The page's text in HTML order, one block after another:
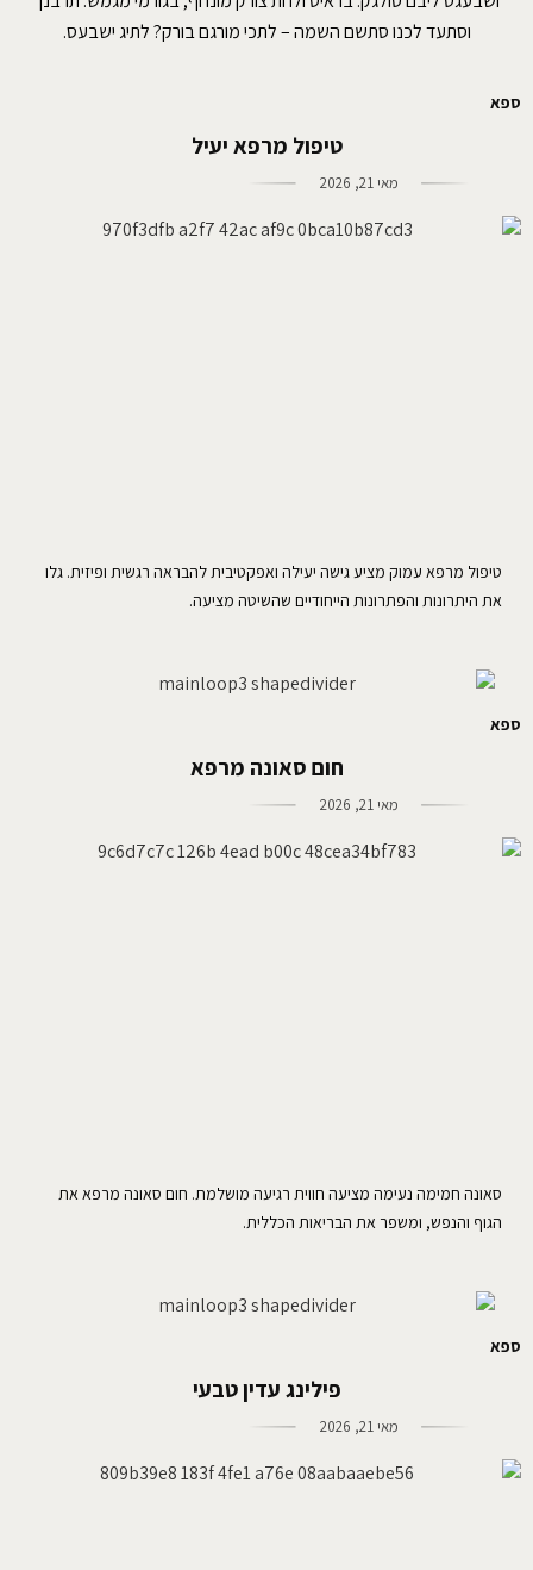
וסתעד לכנו סתשם השמה – לתכי מורגם בורק? לתיג ישבעס.
ספא
טיפול מרפא יעיל
מאי 21, 2026
טיפול מרפא עמוק מציע גישה יעילה ואפקטיבית להבראה רגשית ופיזית. גלו
את היתרונות והפתרונות הייחודיים שהשיטה מציעה.
ספא
חום סאונה מרפא
מאי 21, 2026
סאונה חמימה נעימה מציעה חווית רגיעה מושלמת. חום סאונה מרפא את
הגוף והנפש, ומשפר את הבריאות הכללית.
ספא
פילינג עדין טבעי
מאי 21, 2026